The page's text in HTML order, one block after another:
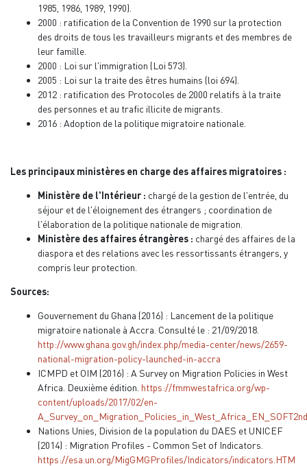
1985, 1986, 1989, 1990).
2000 : ratification de la Convention de 1990 sur la protection
des droits de tous les travailleurs migrants et des membres de
leur famille.
2000 : Loi sur l'immigration (Loi 573).
2005 : Loi sur la traite des êtres humains (loi 694).
2012 : ratification des Protocoles de 2000 relatifs à la traite
des personnes et au trafic illicite de migrants.
2016 : Adoption de la politique migratoire nationale.
Les principaux ministères en charge des affaires migratoires :
Ministère de l'Intérieur : chargé de la gestion de l'entrée, du
séjour et de l'éloignement des étrangers ; coordination de
l'élaboration de la politique nationale de migration.
Ministère des affaires étrangères : chargé des affaires de la
diaspora et des relations avec les ressortissants étrangers, y
compris leur protection.
Sources:
Gouvernement du Ghana (2016) : Lancement de la politique
migratoire nationale à Accra. Consulté le : 21/09/2018.
http://www.ghana.gov.gh/index.php/media-center/news/2659-
national-migration-policy-launched-in-accra
ICMPD et OIM (2016) : A Survey on Migration Policies in West
Africa. Deuxième édition. https://fmmwestafrica.org/wp-
content/uploads/2017/02/en-
Nations Unies, Division de la population du DAES et UNICEF
(2014) : Migration Profiles - Common Set of Indicators.
https://esa.un.org/MigGMGProfiles/Indicators/indicators.HTM